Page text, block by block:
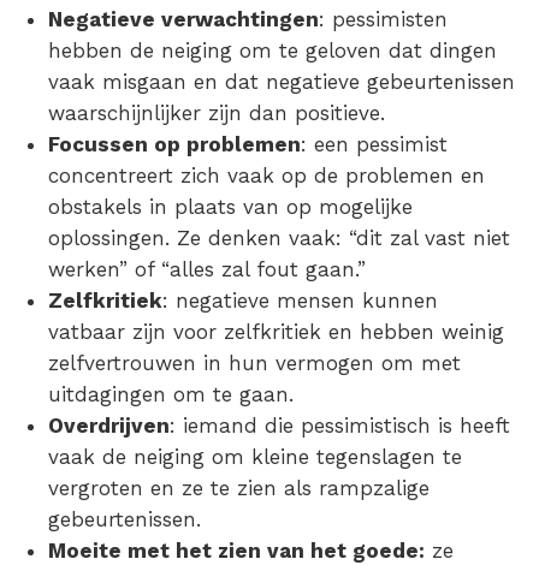
Negatieve verwachtingen: pessimisten
hebben de neiging om te geloven dat dingen
vaak misgaan en dat negatieve gebeurtenissen
waarschijnlijker zijn dan positieve.
Focussen op problemen: een pessimist
concentreert zich vaak op de problemen en
obstakels in plaats van op mogelijke
oplossingen. Ze denken vaak: “dit zal vast niet
werken” of “alles zal fout gaan.”
Zelfkritiek: negatieve mensen kunnen
vatbaar zijn voor zelfkritiek en hebben weinig
zelfvertrouwen in hun vermogen om met
uitdagingen om te gaan.
Overdrijven: iemand die pessimistisch is heeft
vaak de neiging om kleine tegenslagen te
vergroten en ze te zien als rampzalige
gebeurtenissen.
Moeite met het zien van het goede: ze